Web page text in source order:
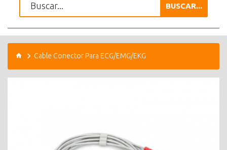
BUSCAR...
Cable Conector Para ECG/EMG/EKG